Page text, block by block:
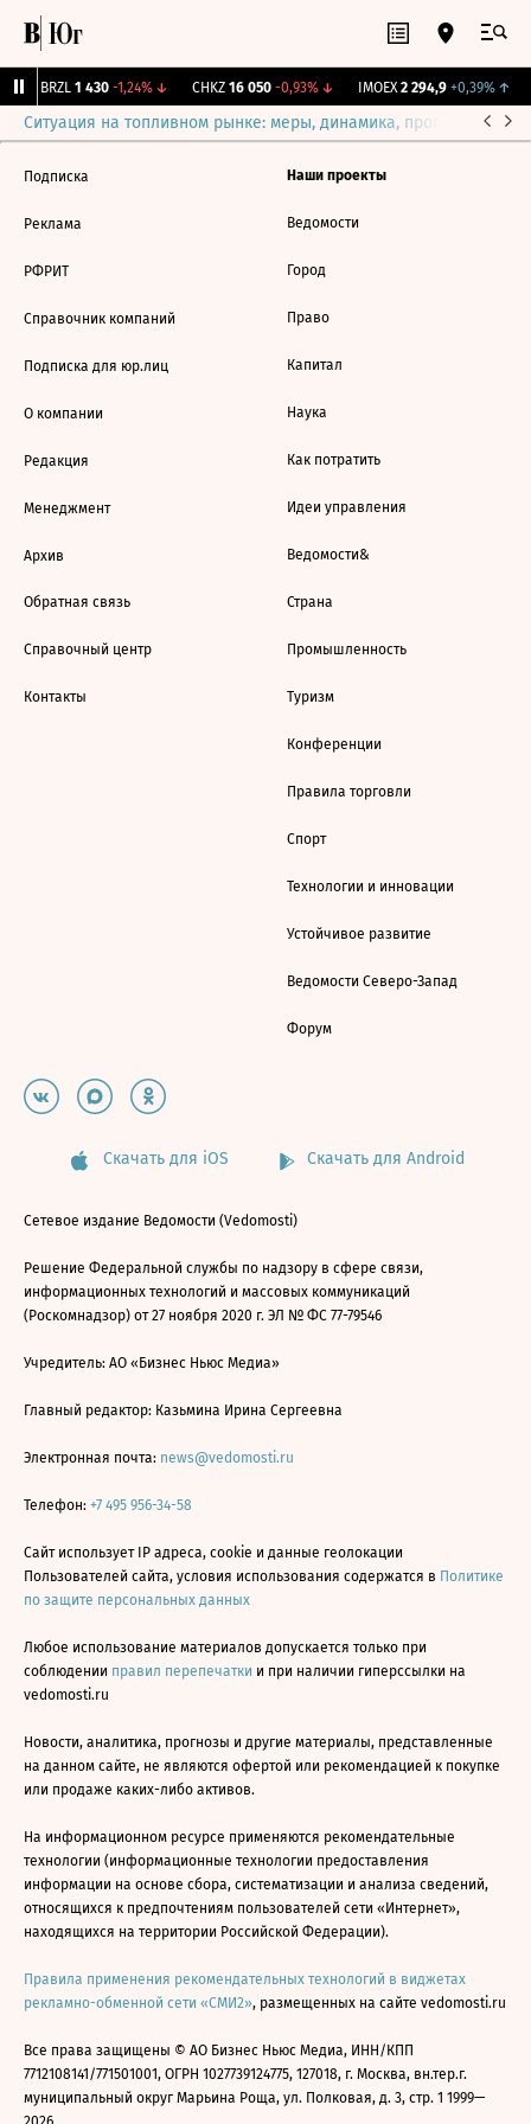
BRZL 1 430 -1,24%↓ CHKZ 16 050 -0,93%↓ IMOEX 2 294,9 +0,39%↑
Ситуация на топливном рынке: меры, динамика, прогнозы
Подписка
Реклама
РФРИТ
Справочник компаний
Подписка для юр.лиц
О компании
Редакция
Менеджмент
Архив
Обратная связь
Справочный центр
Контакты
Наши проекты
Ведомости
Город
Право
Капитал
Наука
Как потратить
Идеи управления
Ведомости&
Страна
Промышленность
Туризм
Конференции
Правила торговли
Спорт
Технологии и инновации
Устойчивое развитие
Ведомости Северо-Запад
Форум
Скачать для iOS Скачать для Android
Сетевое издание Ведомости (Vedomosti)
Решение Федеральной службы по надзору в сфере связи,
информационных технологий и массовых коммуникаций
(Роскомнадзор) от 27 ноября 2020 г. ЭЛ № ФС 77-79546
Учредитель: АО «Бизнес Ньюс Медиа»
Главный редактор: Казьмина Ирина Сергеевна
Электронная почта: news@vedomosti.ru
Телефон: +7 495 956-34-58
Сайт использует IP адреса, cookie и данные геолокации
Пользователей сайта, условия использования содержатся в Политике
по защите персональных данных
Любое использование материалов допускается только при
соблюдении правил перепечатки и при наличии гиперссылки на
vedomosti.ru
Новости, аналитика, прогнозы и другие материалы, представленные
на данном сайте, не являются офертой или рекомендацией к покупке
или продаже каких-либо активов.
На информационном ресурсе применяются рекомендательные
технологии (информационные технологии предоставления
информации на основе сбора, систематизации и анализа сведений,
относящихся к предпочтениям пользователей сети «Интернет»,
находящихся на территории Российской Федерации).
Правила применения рекомендательных технологий в виджетах
рекламно-обменной сети «СМИ2», размещенных на сайте vedomosti.ru
Все права защищены © АО Бизнес Ньюс Медиа, ИНН/КПП
7712108141/771501001, ОГРН 1027739124775, 127018, г. Москва, вн.тер.г.
муниципальный округ Марьина Роща, ул. Полковая, д. 3, стр. 1 1999—